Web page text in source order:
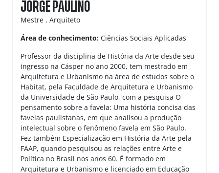
JORGE PAULINO
Mestre , Arquiteto
Área de conhecimento: Ciências Sociais Aplicadas
Professor da disciplina de História da Arte desde seu
ingresso na Cásper no ano 2000, tem mestrado em
Arquitetura e Urbanismo na área de estudos sobre o
Habitat, pela Faculdade de Arquitetura e Urbanismo
da Universidade de São Paulo, com a pesquisa O
pensamento sobre a favela: Uma história concisa das
favelas paulistanas, em que analisou a produção
intelectual sobre o fenômeno favela em São Paulo.
Fez também Especialização em História da Arte pela
FAAP, quando pesquisou as relações entre Arte e
Política no Brasil nos anos 60. É formado em
Arquitetura e Urbanismo e licenciado em Educação